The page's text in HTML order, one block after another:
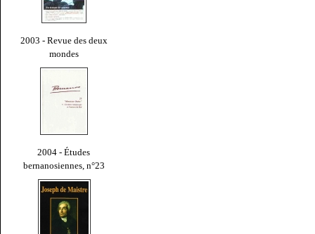
2003 - Revue des deux
mondes
2004 - Études
bernanosiennes, n°23